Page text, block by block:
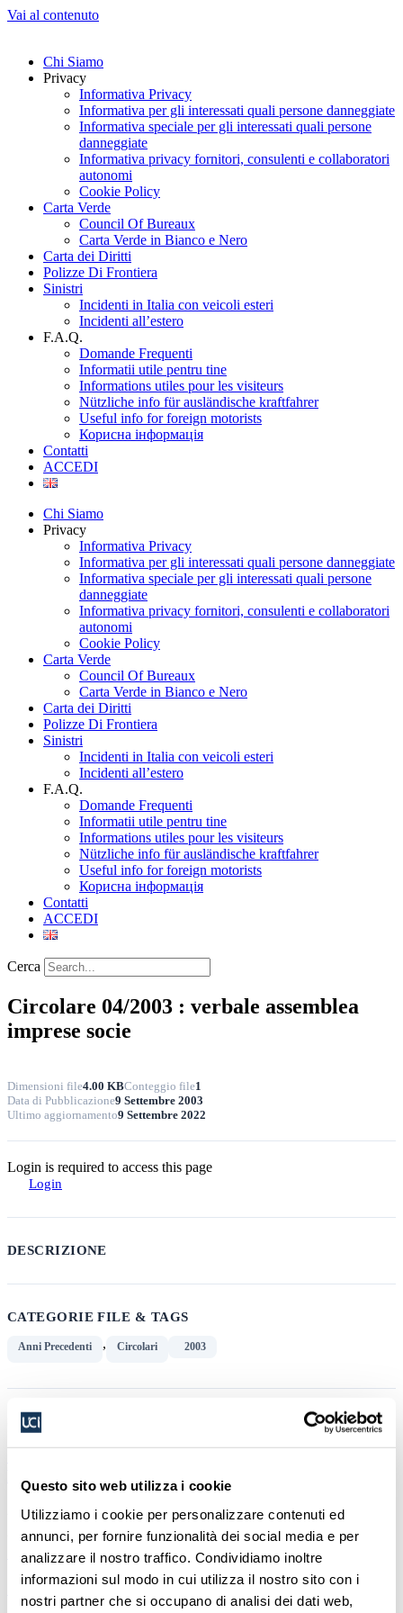
Questo sito web utilizza i cookie
Utilizziamo i cookie per personalizzare contenuti ed
annunci, per fornire funzionalità dei social media e per
analizzare il nostro traffico. Condividiamo inoltre
informazioni sul modo in cui utilizza il nostro sito con i
nostri partner che si occupano di analisi dei dati web,
Vai al contenuto
Chi Siamo
Privacy
Informativa Privacy
Informativa per gli interessati quali persone danneggiate
Informativa speciale per gli interessati quali persone
danneggiate
Informativa privacy fornitori, consulenti e collaboratori
autonomi
Cookie Policy
Carta Verde
Council Of Bureaux
Carta Verde in Bianco e Nero
Carta dei Diritti
Polizze Di Frontiera
Sinistri
Incidenti in Italia con veicoli esteri
Incidenti all’estero
F.A.Q.
Domande Frequenti
Informatii utile pentru tine
Informations utiles pour les visiteurs
Nützliche info für ausländische kraftfahrer
Useful info for foreign motorists
Корисна інформація
Contatti
ACCEDI
Chi Siamo
Privacy
Informativa Privacy
Informativa per gli interessati quali persone danneggiate
Informativa speciale per gli interessati quali persone
danneggiate
Informativa privacy fornitori, consulenti e collaboratori
autonomi
Cookie Policy
Carta Verde
Council Of Bureaux
Carta Verde in Bianco e Nero
Carta dei Diritti
Polizze Di Frontiera
Sinistri
Incidenti in Italia con veicoli esteri
Incidenti all’estero
F.A.Q.
Domande Frequenti
Informatii utile pentru tine
Informations utiles pour les visiteurs
Nützliche info für ausländische kraftfahrer
Useful info for foreign motorists
Корисна інформація
Contatti
ACCEDI
Cerca
Circolare 04/2003 : verbale assemblea
imprese socie
Dimensioni file4.00 KBConteggio file1
Data di Pubblicazione9 Settembre 2003
Ultimo aggiornamento9 Settembre 2022
Login is required to access this page
Login
DESCRIZIONE
CATEGORIE FILE & TAGS
Anni Precedenti , Circolari 2003
SIMILAR DOWNLOADS
222.12 KB3 Downloads
27 Maggio 2026
Scarica
CIRCOLARE 03.2026 - OdG Riunione 23 giugno